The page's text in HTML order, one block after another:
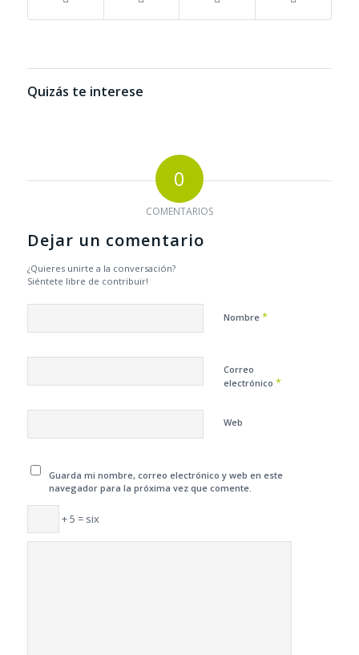
Quizás te interese
0
COMENTARIOS
Dejar un comentario
¿Quieres unirte a la conversación?
Siéntete libre de contribuir!
Nombre *
Correo
electrónico *
Web
Guarda mi nombre, correo electrónico y web en este
navegador para la próxima vez que comente.
+ 5 = six